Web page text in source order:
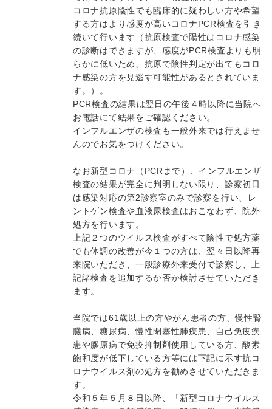
コロナ抗原陰性でも臨床的に疑わしい方や希望
する方はより感度が高いコロナPCR検査を引き
続いて行います（抗原検査で陽性はコロナ感染
の診断はできますが、感度がPCR検査よりも明
らかに低いため、抗原で陰性判定が出てもコロ
ナ感染の方を見逃す可能性があるとされていま
す。）。
PCR検査の結果は翌日の午後４時以降に当院へ
お電話にて結果をご確認ください。
インフルエンザの検査も一般外来では行えませ
んのでお気をつけください。
なお新型コロナ（PCRまで）、インフルエンザ
検査の結果が完全に判明しない限り、診察初日
は感染対応の第2診察室のみで診察を行い、レ
ントゲン検査や血液尿検査はおこなわず、院外
処方を行います。
上記２つのウイルス検査がすべて陰性で処方薬
でも体調の改善が今１つの方は、翌々日以降再
来院いただき、一般診療外来受付で診察し、上
記諸検査を追加するか否か検討させていただき
ます。
当院では61歳以上の方やがん患者の方、慢性腎
臓病、糖尿病、慢性閉塞性肺疾患、自己免疫疾
患や膠原病で免疫抑制剤使用している方、酸素
飽和度が低下している方等には下記に示す抗コ
ロナウイルス剤の処方を勧めさせていただきま
す。
令和５年５月８日以降、「新型コロナウイルス